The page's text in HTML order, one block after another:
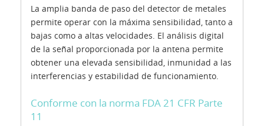
La amplia banda de paso del detector de metales
permite operar con la máxima sensibilidad, tanto a
bajas como a altas velocidades. El análisis digital
de la señal proporcionada por la antena permite
obtener una elevada sensibilidad, inmunidad a las
interferencias y estabilidad de funcionamiento.
Conforme con la norma FDA 21 CFR Parte
11